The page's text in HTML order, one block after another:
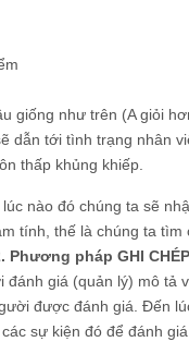
giống như trên (A giỏi
dẫn tới tình trạng nhân
thấp khủng khiếp.
nào đó chúng ta sẽ
tính, thế là chúng ta tìm
Phương pháp GHI
giá (quản lý) mô tả
được đánh giá. Đến
sự kiện đó để đánh